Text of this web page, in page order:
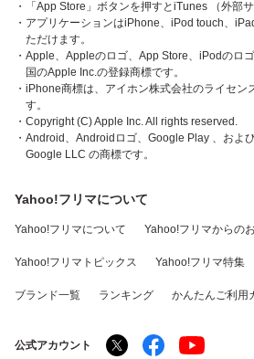
・「App Store」ボタンを押すとiTunes （外部
・アプリケーションはiPhone、iPod touch、
ただけます。
・Apple、Appleのロゴ、App Store、iPodのロ
国のApple Inc.の登録商標です。
・iPhone商標は、アイホン株式会社のライセン
す。
・Copyright (C) Apple Inc. All rights reserved.
・Android、Androidロゴ、Google Play 、およ
Google LLC の商標です。
Yahoo!フリマについて
Yahoo!フリマについて Yahoo!フリマからの
Yahoo!フリマトピックス Yahoo!フリマ特集
ブランド一覧 ランキング かんたんご利用
公式アカウント